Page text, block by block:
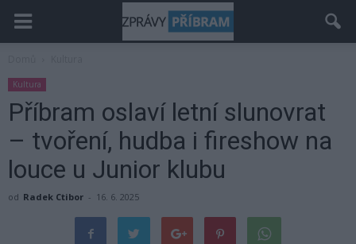
Kultura
Příbram oslaví letní slunovrat
– tvoření, hudba i fireshow na
louce u Junior klubu
od Radek Ctibor - 16. 6. 2025